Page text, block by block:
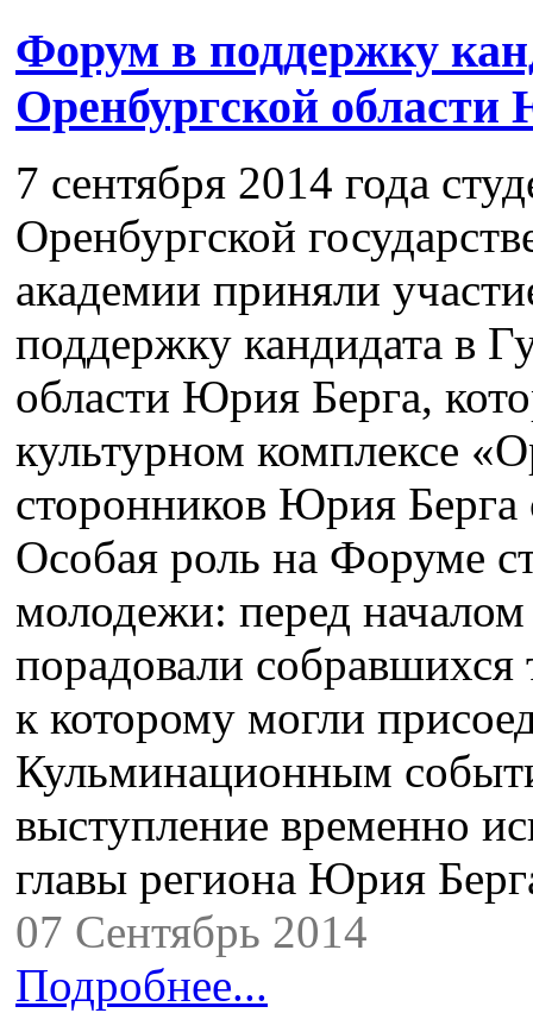
Форум в поддержку
Оренбургской
7 сентября 2014 года
Оренбургской
академии приняли
поддержку кандидата в
области Юрия Берга,
культурном комплексе
сторонников Юрия Берга
Особая роль на Форуме
молодежи: перед
порадовали
к которому могли
Кульминационным
выступление временно
главы региона Юрия
07 Сентябрь 2014
Подробнее...